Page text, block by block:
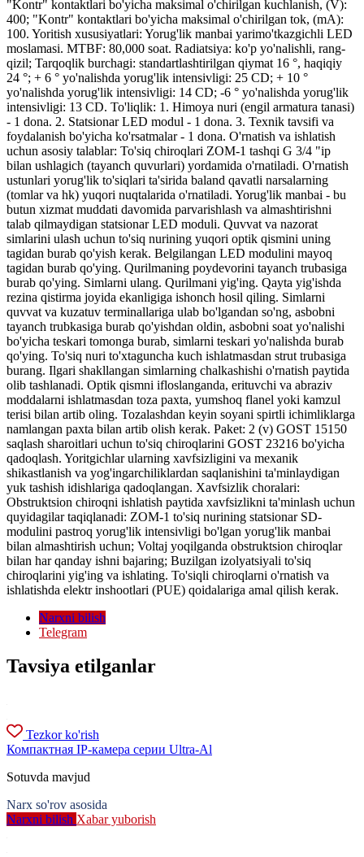
"Kontr" kontaktlari bo'yicha maksimal o'chirilgan kuchlanish, (V):
400; "Kontr" kontaktlari bo'yicha maksimal o'chirilgan tok, (mA):
100. Yoritish xususiyatlari: Yorug'lik manbai yarimo'tkazgichli LED
moslamasi. MTBF: 80,000 soat. Radiatsiya: ko'p yo'nalishli, rang-
qizil; Tarqoqlik burchagi: standartlashtirilgan qiymat 16 °, haqiqiy
24 °; + 6 ° yo'nalishda yorug'lik intensivligi: 25 CD; + 10 °
yo'nalishda yorug'lik intensivligi: 14 CD; -6 ° yo'nalishda yorug'lik
intensivligi: 13 CD. To'liqlik: 1. Himoya nuri (engil armatura tanasi)
- 1 dona. 2. Statsionar LED modul - 1 dona. 3. Texnik tavsifi va
foydalanish bo'yicha ko'rsatmalar - 1 dona. O'rnatish va ishlatish
uchun asosiy talablar: To'siq chiroqlari ZOM-1 tashqi G 3/4 "ip
bilan ushlagich (tayanch quvurlari) yordamida o'rnatiladi. O'rnatish
ustunlari yorug'lik to'siqlari ta'sirida baland qavatli narsalarning
(tomlar va hk) yuqori nuqtalarida o'rnatiladi. Yorug'lik manbai - bu
butun xizmat muddati davomida parvarishlash va almashtirishni
talab qilmaydigan statsionar LED moduli. Quvvat va nazorat
simlarini ulash uchun to'siq nurining yuqori optik qismini uning
tagidan burab qo'yish kerak. Belgilangan LED modulini mayoq
tagidan burab qo'ying. Qurilmaning poydevorini tayanch trubasiga
burab qo'ying. Simlarni ulang. Qurilmani yig'ing. Qayta yig'ishda
rezina qistirma joyida ekanligiga ishonch hosil qiling. Simlarni
quvvat va kuzatuv terminallariga ulab bo'lgandan so'ng, asbobni
tayanch trubkasiga burab qo'yishdan oldin, asbobni soat yo'nalishi
bo'yicha teskari tomonga burab, simlarni teskari yo'nalishda burab
qo'ying. To'siq nuri to'xtaguncha kuch ishlatmasdan strut trubasiga
burang. Ilgari shakllangan simlarning chalkashishi o'rnatish paytida
olib tashlanadi. Optik qismni ifloslanganda, erituvchi va abraziv
moddalarni ishlatmasdan toza paxta, yumshoq flanel yoki kamzul
terisi bilan artib oling. Tozalashdan keyin soyani spirtli ichimliklarga
namlangan paxta bilan artib olish kerak. Paket: 2 (v) GOST 15150
saqlash sharoitlari uchun to'siq chiroqlarini GOST 23216 bo'yicha
qadoqlash. Yoritgichlar ularning xavfsizligini va mexanik
shikastlanish va yog'ingarchiliklardan saqlanishini ta'minlaydigan
yuk tashish idishlariga qadoqlangan. Xavfsizlik choralari:
Obstruktsion chiroqni ishlatish paytida xavfsizlikni ta'minlash uchun
quyidagilar taqiqlanadi: ZOM-1 to'siq nurining statsionar SD-
modulini pastroq yorug'lik intensivligi bo'lgan yorug'lik manbai
bilan almashtirish uchun; Voltaj yoqilganda obstruktsion chiroqlar
bilan har qanday ishni bajaring; Buzilgan izolyatsiyali to'siq
chiroqlarini yig'ing va ishlating. To'siqli chiroqlarni o'rnatish va
ishlatishda elektr inshootlari (PUE) qoidalariga amal qilish kerak.
Narxni bilish
Telegram
Tavsiya etilganlar
Tezkor ko'rish
Компактная IP-камера серии Ultra-Al
Sotuvda mavjud
Narx so'rov asosida
Narxni bilish Xabar yuborish